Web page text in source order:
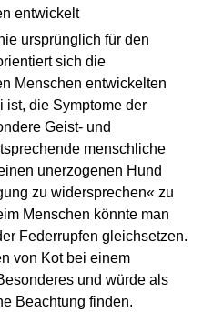
entwickelt
ursprünglich für den
sich die
Menschen entwickelten
ist, die Symptome der
Geist- und
menschliche
unerzogenen Hund
zu widersprechen« zu
Menschen könnte man
Federrupfen gleichsetzen.
von Kot bei einem
und würde als
Beachtung finden.